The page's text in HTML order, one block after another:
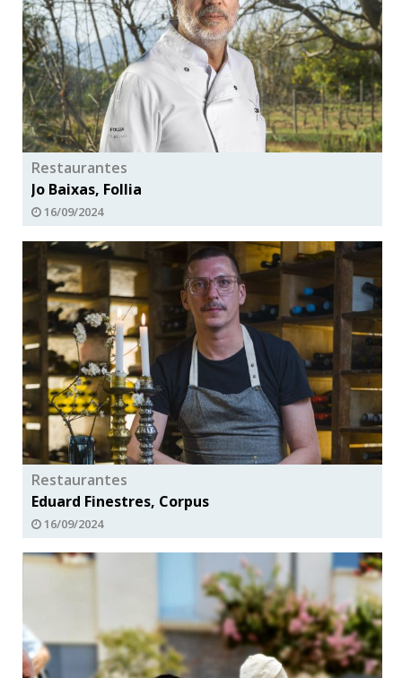
Restaurantes
Jo Baixas, Follia
16/09/2024
Restaurantes
Eduard Finestres, Corpus
16/09/2024